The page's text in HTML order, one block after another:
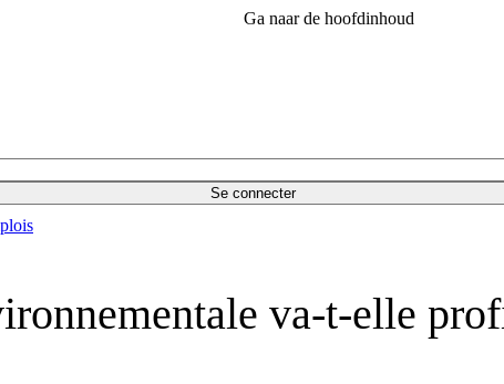
Ga naar de hoofdinhoud
Se connecter
va-t-elle